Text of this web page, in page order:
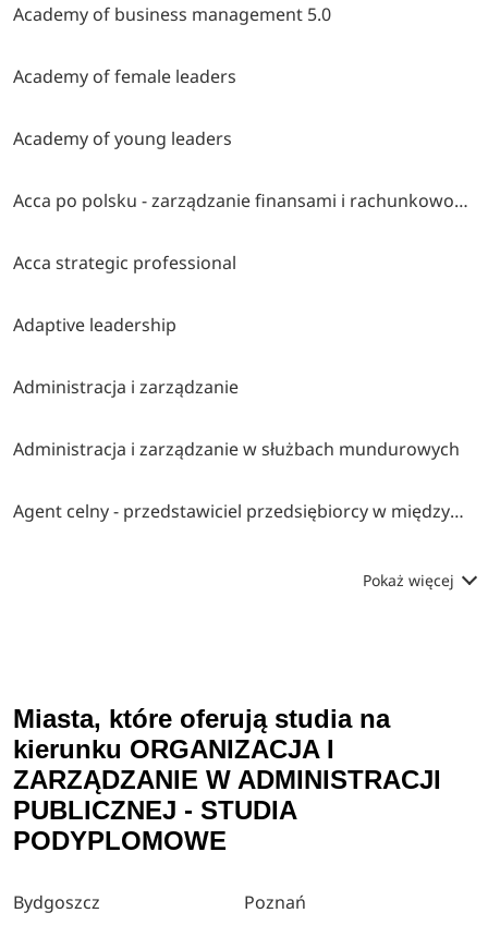
Academy of business management 5.0
Academy of female leaders
Academy of young leaders
Acca po polsku - zarządzanie finansami i rachunkowość w środowisku międzynarodowym
Acca strategic professional
Adaptive leadership
Administracja i zarządzanie
Administracja i zarządzanie w służbach mundurowych
Agent celny - przedstawiciel przedsiębiorcy w międzynarodowym obrocie towarowym
Pokaż więcej
Miasta, które oferują studia na
kierunku ORGANIZACJA I
ZARZĄDZANIE W ADMINISTRACJI
PUBLICZNEJ - STUDIA
PODYPLOMOWE
Bydgoszcz Poznań